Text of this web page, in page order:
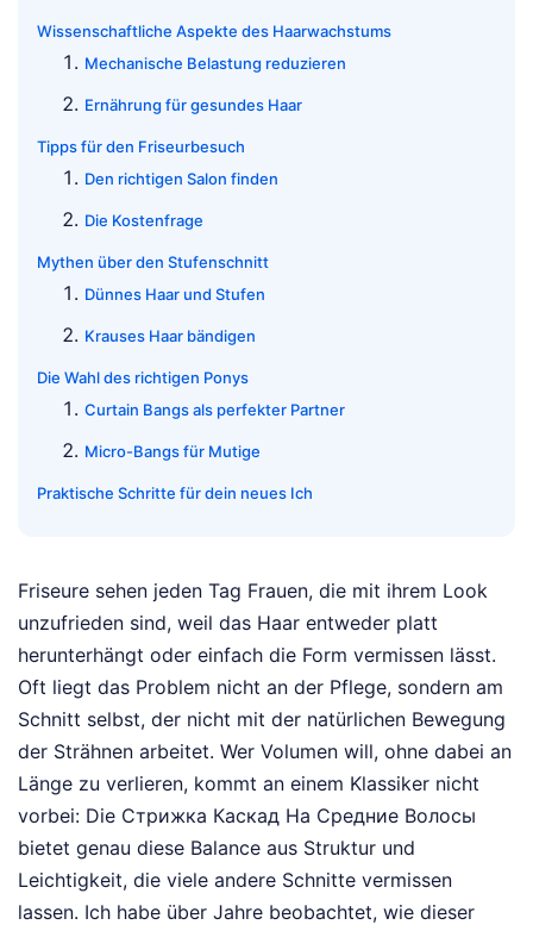
Wissenschaftliche Aspekte des Haarwachstums
Mechanische Belastung reduzieren
Ernährung für gesundes Haar
Tipps für den Friseurbesuch
Den richtigen Salon finden
Die Kostenfrage
Mythen über den Stufenschnitt
Dünnes Haar und Stufen
Krauses Haar bändigen
Die Wahl des richtigen Ponys
Curtain Bangs als perfekter Partner
Micro-Bangs für Mutige
Praktische Schritte für dein neues Ich
Friseure sehen jeden Tag Frauen, die mit ihrem Look
unzufrieden sind, weil das Haar entweder platt
herunterhängt oder einfach die Form vermissen lässt.
Oft liegt das Problem nicht an der Pflege, sondern am
Schnitt selbst, der nicht mit der natürlichen Bewegung
der Strähnen arbeitet. Wer Volumen will, ohne dabei an
Länge zu verlieren, kommt an einem Klassiker nicht
vorbei: Die Стрижка Каскад На Средние Волосы
bietet genau diese Balance aus Struktur und
Leichtigkeit, die viele andere Schnitte vermissen
lassen. Ich habe über Jahre beobachtet, wie dieser